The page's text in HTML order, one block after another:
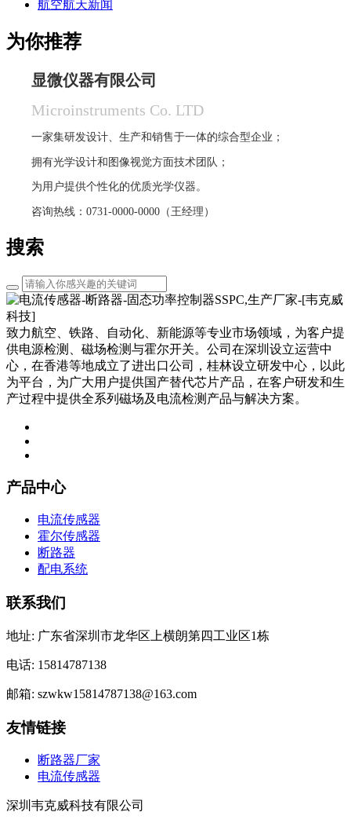
航空航天新闻
为你推荐
显微仪器有限公司
Microinstruments Co. LTD
一家集研发设计、生产和销售于一体的综合型企业；
拥有光学设计和图像视觉方面技术团队；
为用户提供个性化的优质光学仪器。
咨询热线：0731-0000-0000（王经理）
搜索
致力航空、铁路、自动化、新能源等专业市场领域，为客户提
供电源检测、磁场检测与霍尔开关。公司在深圳设立运营中
心，在香港等地成立了进出口公司，桂林设立研发中心，以此
为平台，为广大用户提供国产替代芯片产品，在客户研发和生
产过程中提供全系列磁场及电流检测产品与解决方案。
产品中心
电流传感器
霍尔传感器
断路器
配电系统
联系我们
地址: 广东省深圳市龙华区上横朗第四工业区1栋
电话: 15814787138
邮箱: szwkw15814787138@163.com
友情链接
断路器厂家
电流传感器
深圳韦克威科技有限公司